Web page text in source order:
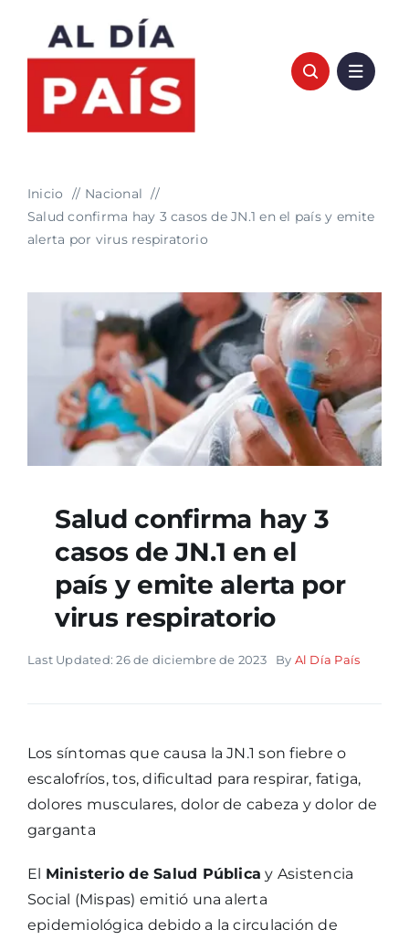
contenido
Inicio
Nacional
Salud confirma hay 3 casos de JN.1 en el país y emite
alerta por virus respiratorio
Salud confirma hay 3
casos de JN.1 en el
país y emite alerta por
virus respiratorio
Last Updated: 26 de diciembre de 2023 By Al Día País
Los síntomas que causa la JN.1 son fiebre o
escalofríos, tos, dificultad para respirar, fatiga,
dolores musculares, dolor de cabeza y dolor de
garganta
El Ministerio de Salud Pública y Asistencia
Social (Mispas) emitió una alerta
epidemiológica debido a la circulación de